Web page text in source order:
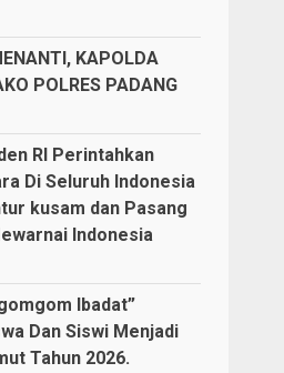
KAPOLDA
POLRES PADANG
RI Perintahkan
Di Seluruh Indonesia
kusam dan Pasang
Indonesia
Ibadat”
Dan Siswi Menjadi
Tahun 2026.